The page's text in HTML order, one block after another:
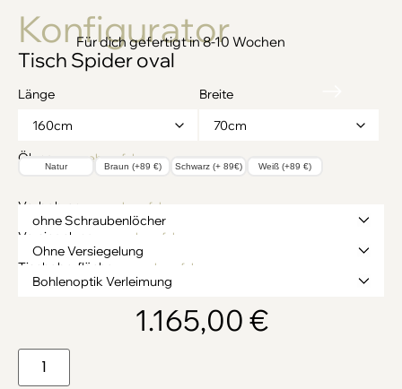
Konfigurator
Tisch Spider oval
Länge Breite
Ölung → mehr erfahren
Natur Braun (+89 €) Schwarz (+ 89€) Weiß (+89 €)
Vorbohren → mehr erfahren
Versiegelung → mehr erfahren
Tischoberfläche → mehr erfahren
1.165,00 €